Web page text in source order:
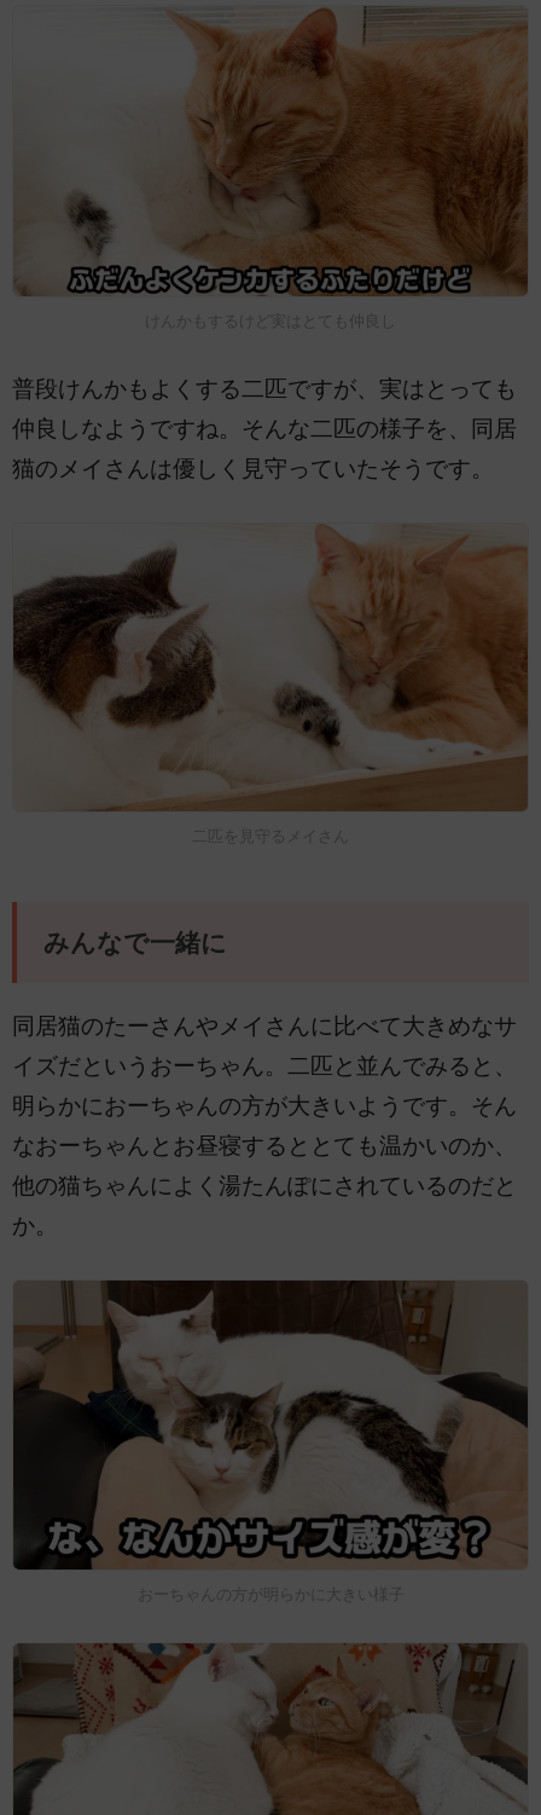
けんかもするけど実はとても仲良し
普段けんかもよくする二匹ですが、実はとっても
仲良しなようですね。そんな二匹の様子を、同居
猫のメイさんは優しく見守っていたそうです。
二匹を見守るメイさん
みんなで一緒に
同居猫のたーさんやメイさんに比べて大きめなサ
イズだというおーちゃん。二匹と並んでみると、
明らかにおーちゃんの方が大きいようです。そん
なおーちゃんとお昼寝するととても温かいのか、
他の猫ちゃんによく湯たんぽにされているのだと
か。
おーちゃんの方が明らかに大きい様子